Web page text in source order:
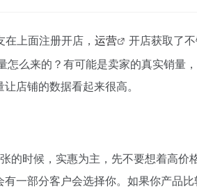
上面注册开店， 运营
开店获取了
怎么来的？有可能是卖家的真实销量
店铺的数据看起来很高。
时候，实惠为主，先不要想着高价
一部分客户会选择你。如果你产品